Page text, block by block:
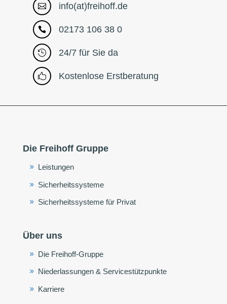
 info(at)freihoff.de
 02173 106 38 0
 24/7 für Sie da
 Kostenlose Erstberatung
Die Freihoff Gruppe
Leistungen
Sicherheitssysteme
Sicherheitssysteme für Privat
Über uns
Die Freihoff-Gruppe
Niederlassungen & Servicestützpunkte
Karriere